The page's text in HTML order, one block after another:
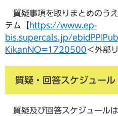
質疑事項を取りまとめのう
テム【 https://www.ep-
bis.supercals.jp/
KikanNO=1720500＜外部
質疑・回答スケジュー
質疑及び回答スケジュールは